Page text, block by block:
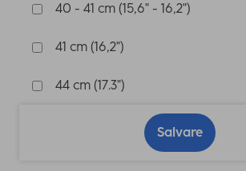
40 - 41 cm (15,6" - 16,2")
41 cm (16,2")
44 cm (17.3")
Salvare